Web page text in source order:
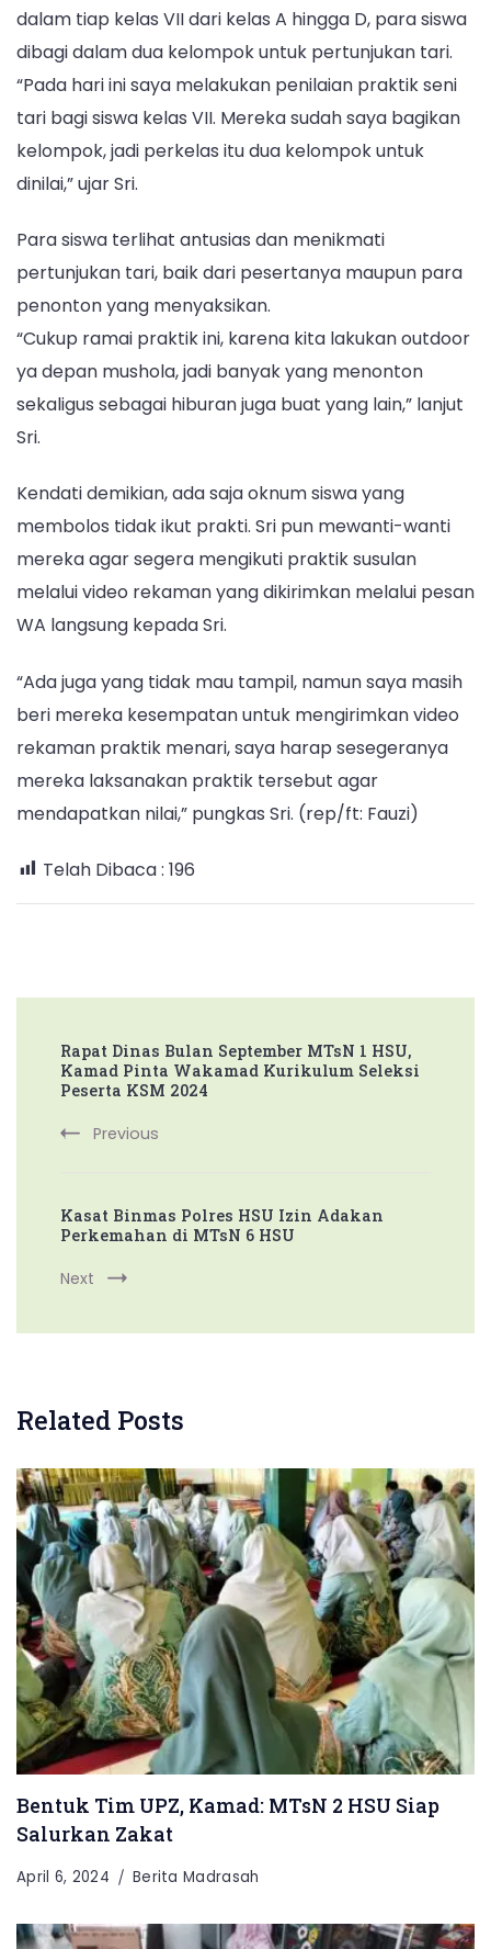
dalam tiap kelas VII dari kelas A hingga D, para siswa
dibagi dalam dua kelompok untuk pertunjukan tari.
“Pada hari ini saya melakukan penilaian praktik seni
tari bagi siswa kelas VII. Mereka sudah saya bagikan
kelompok, jadi perkelas itu dua kelompok untuk
dinilai,” ujar Sri.
Para siswa terlihat antusias dan menikmati
pertunjukan tari, baik dari pesertanya maupun para
penonton yang menyaksikan.
“Cukup ramai praktik ini, karena kita lakukan outdoor
ya depan mushola, jadi banyak yang menonton
sekaligus sebagai hiburan juga buat yang lain,” lanjut
Sri.
Kendati demikian, ada saja oknum siswa yang
membolos tidak ikut prakti. Sri pun mewanti-wanti
mereka agar segera mengikuti praktik susulan
melalui video rekaman yang dikirimkan melalui pesan
WA langsung kepada Sri.
“Ada juga yang tidak mau tampil, namun saya masih
beri mereka kesempatan untuk mengirimkan video
rekaman praktik menari, saya harap sesegeranya
mereka laksanakan praktik tersebut agar
mendapatkan nilai,” pungkas Sri. (rep/ft: Fauzi)
Telah Dibaca : 196
Navigation
Rapat Dinas Bulan September MTsN 1 HSU,
Kamad Pinta Wakamad Kurikulum Seleksi
Peserta KSM 2024
Previous
Kasat Binmas Polres HSU Izin Adakan
Perkemahan di MTsN 6 HSU
Next
Related Posts
Bentuk Tim UPZ, Kamad: MTsN 2 HSU Siap
Salurkan Zakat
April 6, 2024 Berita Madrasah